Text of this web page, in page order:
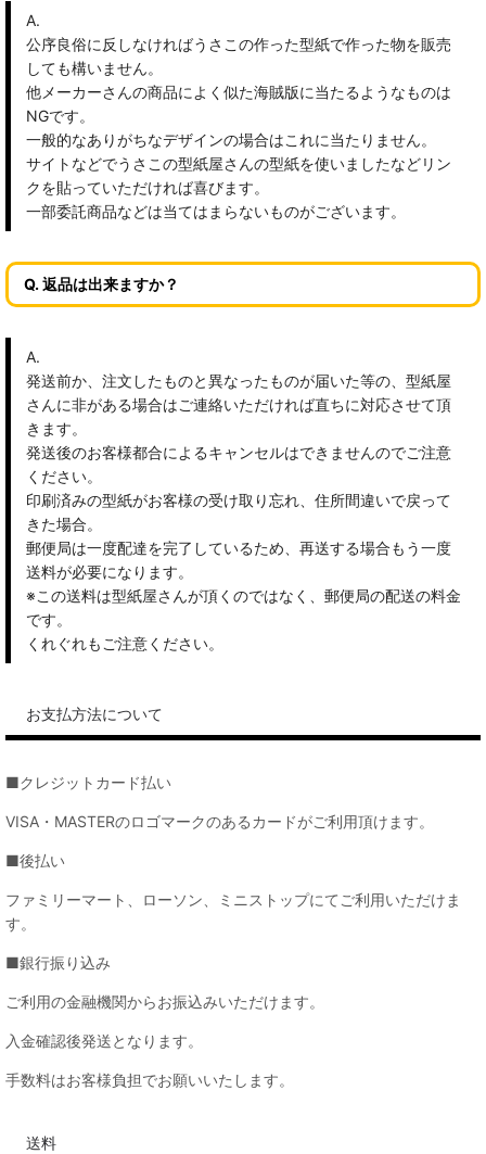
A.
公序良俗に反しなければうさこの作った型紙で作った物を販売
しても構いません。
他メーカーさんの商品によく似た海賊版に当たるようなものは
NGです。
一般的なありがちなデザインの場合はこれに当たりません。
サイトなどでうさこの型紙屋さんの型紙を使いましたなどリン
クを貼っていただければ喜びます。
一部委託商品などは当てはまらないものがございます。
Q. 返品は出来ますか？
A.
発送前か、注文したものと異なったものが届いた等の、型紙屋
さんに非がある場合はご連絡いただければ直ちに対応させて頂
きます。
発送後のお客様都合によるキャンセルはできませんのでご注意
ください。
印刷済みの型紙がお客様の受け取り忘れ、住所間違いで戻って
きた場合。
郵便局は一度配達を完了しているため、再送する場合もう一度
送料が必要になります。
※この送料は型紙屋さんが頂くのではなく、郵便局の配送の料金
です。
くれぐれもご注意ください。
お支払方法について
■クレジットカード払い
VISA・MASTERのロゴマークのあるカードがご利用頂けます。
■後払い
ファミリーマート、ローソン、ミニストップにてご利用いただけま
す。
■銀行振り込み
ご利用の金融機関からお振込みいただけます。
入金確認後発送となります。
手数料はお客様負担でお願いいたします。
送料